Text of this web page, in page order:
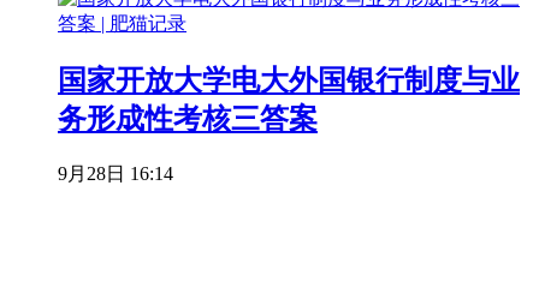
国家开放大学电大外国银行制度与业
务形成性考核三答案
9月28日 16:14